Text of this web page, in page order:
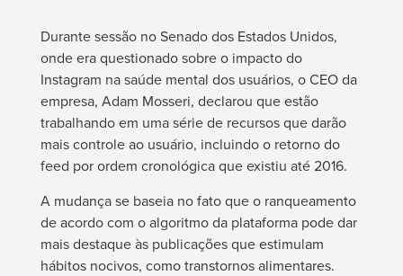
Durante sessão no Senado dos Estados Unidos,
onde era questionado sobre o impacto do
Instagram na saúde mental dos usuários, o CEO da
empresa, Adam Mosseri, declarou que estão
trabalhando em uma série de recursos que darão
mais controle ao usuário, incluindo o retorno do
feed por ordem cronológica que existiu até 2016.
A mudança se baseia no fato que o ranqueamento
de acordo com o algoritmo da plataforma pode dar
mais destaque às publicações que estimulam
hábitos nocivos, como transtornos alimentares.